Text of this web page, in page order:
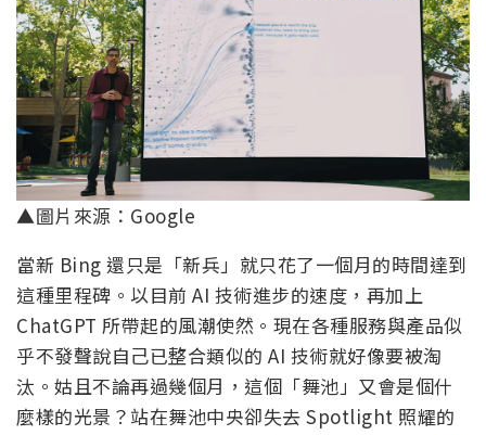
▲圖片來源：Google
當新 Bing 還只是「新兵」就只花了一個月的時間達到
這種里程碑。以目前 AI 技術進步的速度，再加上
ChatGPT 所帶起的風潮使然。現在各種服務與產品似
乎不發聲說自己已整合類似的 AI 技術就好像要被淘
汰。姑且不論再過幾個月，這個「舞池」又會是個什
麼樣的光景？站在舞池中央卻失去 Spotlight 照耀的